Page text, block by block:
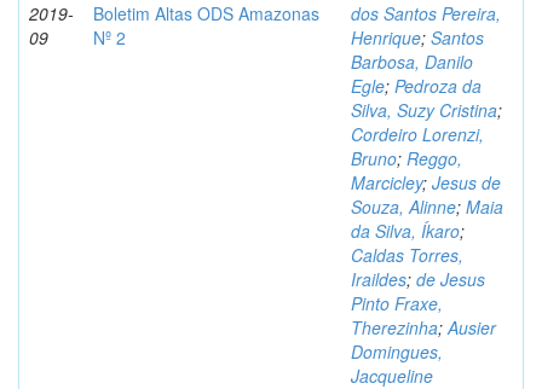
2019-
09
Boletim Altas ODS Amazonas
Nº 2
dos Santos Pereira,
Henrique; Santos
Barbosa, Danilo
Egle; Pedroza da
Silva, Suzy Cristina;
Cordeiro Lorenzi,
Bruno; Reggo,
Marcicley; Jesus de
Souza, Alinne; Maia
da Silva, Íkaro;
Caldas Torres,
Iraildes; de Jesus
Pinto Fraxe,
Therezinha;Ausier
Domingues,
Jacqueline